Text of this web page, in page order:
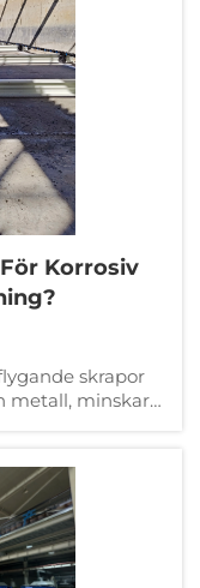
Korrosiv
skrapor
metall, minskar
innehåll. Läs